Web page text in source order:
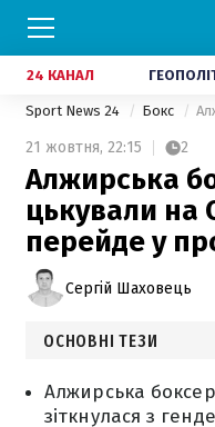
24 КАНАЛ
Sport News 24 Бокс
21 жовтня, 22:15 2
Алжирська
цькували на
перейде у
Сергій Шаховець
ОСНОВНІ ТЕЗИ
Алжирська
зіткнулася з